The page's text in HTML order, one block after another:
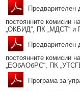
Предварителен
постоянните комисии
„ОКБИД“, ПК „МДСТ“ и
Предварителен
постоянните комисии
„ЕОбАОбРС“, ПК
Програма за